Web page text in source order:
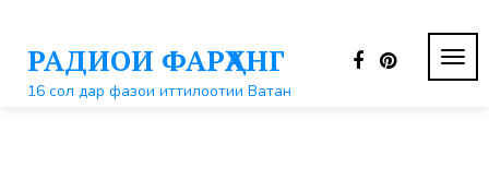
контентуРАДИОИ ФАРҲАНГ
16 сол дар фазои иттилоотии Ватан